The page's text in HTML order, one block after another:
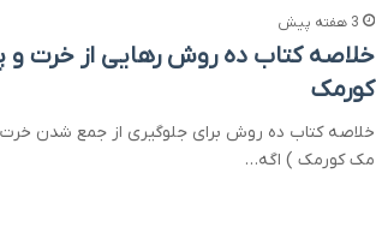
3 هفته پیش
خلاصه کتاب ده روش رهایی از خرت
کورمک
خلاصه کتاب ده روش برای جلوگیری از جمع شدن
مک کورمک ) اگه…